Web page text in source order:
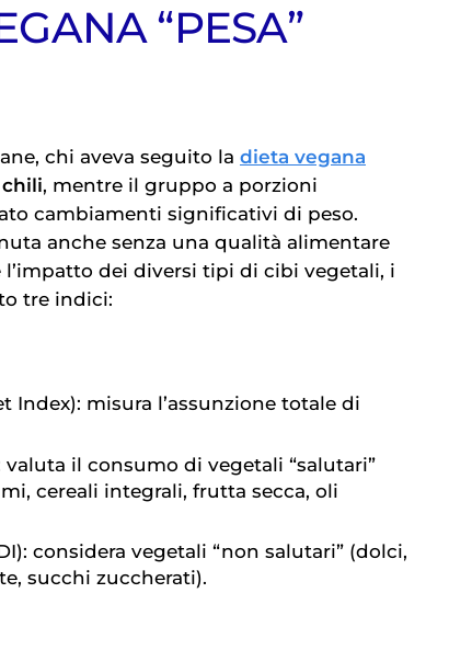
“PESA”
chi aveva seguito la dieta vegana
chili, mentre il gruppo a porzioni
cambiamenti significativi di peso.
anche senza una qualità alimentare
l’impatto dei diversi tipi di cibi vegetali, i
tre indici:
Index): misura l’assunzione totale di
valuta il consumo di vegetali “salutari”
cereali integrali, frutta secca, oli
considera vegetali “non salutari” (dolci,
succhi zuccherati).